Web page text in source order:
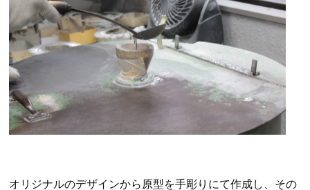
オリジナルのデザインから原型を手彫りにて作成し、その